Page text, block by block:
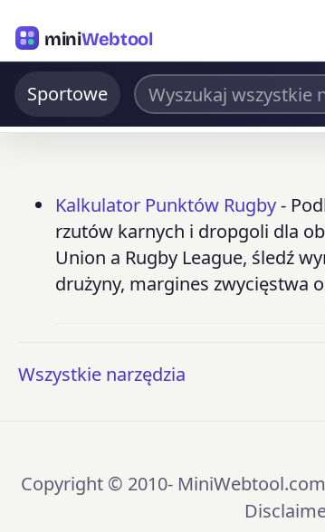
miniWebtool
Sportowe
Kalkulator Punktów Rugby-
rzutów karnych i dropgoli dla
Union a Rugby League, śledź
drużyny, margines zwycięstwa
Wszystkie narzędzia
Copyright © 2010-